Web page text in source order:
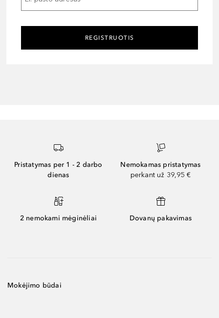
REGISTRUOTIS
Pristatymas per 1 - 2 darbo
dienas
Nemokamas pristatymas
perkant už 39,95 €
2 nemokami mėginėliai Dovanų pakavimas
Mokėjimo būdai